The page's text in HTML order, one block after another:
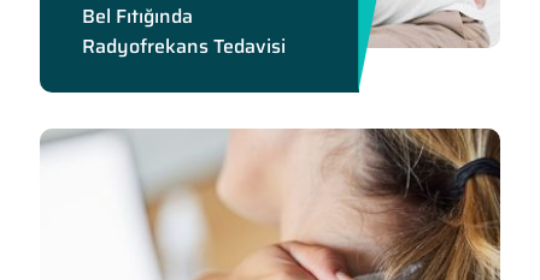
Bel Fıtığında
Radyofrekans Tedavisi